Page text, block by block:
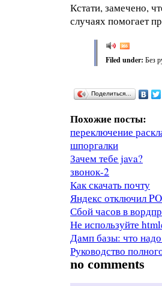
Кстати, замечено,
случаях помогает
Filed under: Без
Поделиться…
Похожие посты:
переключение
шпоргалки
Зачем тебе java?
звонок-2
Как скачать почту
Яндекс отключил
Сбой часов в
Не используйте
Дамп базы: что
Руководство
no comments